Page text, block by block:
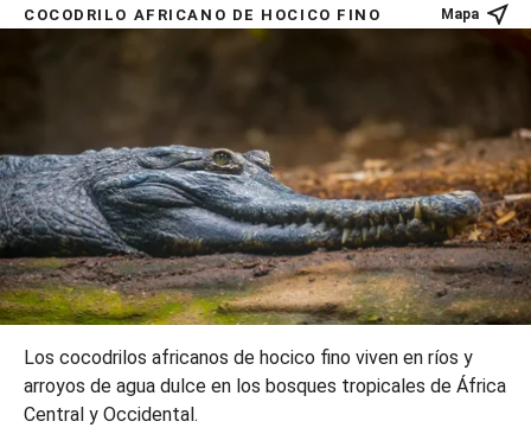
COCODRILO AFRICANO DE HOCICO FINO Mapa
Los cocodrilos africanos de hocico fino viven en ríos y
arroyos de agua dulce en los bosques tropicales de África
Central y Occidental.